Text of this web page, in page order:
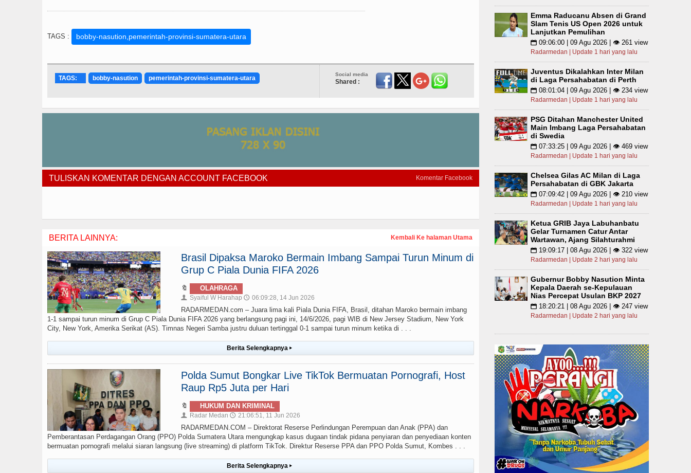
TAGS : bobby-nasution,pemerintah-provinsi-sumatera-utara
Social media
Shared :
TAGS: bobby-nasution pemerintah-provinsi-sumatera-utara
Komentar Facebook
TULISKAN KOMENTAR DENGAN ACCOUNT FACEBOOK
Kembali Ke halaman Utama
BERITA LAINNYA:
Brasil Dipaksa Maroko Bermain Imbang Sampai Turun Minum di
Grup C Piala Dunia FIFA 2026
🔖 OLAHRAGA
👤 Syaiful W Harahap 🕔 06:09:28, 14 Jun 2026
RADARMEDAN.com – Juara lima kali Piala Dunia FIFA, Brasil, ditahan Maroko bermain imbang
1-1 sampai turun minum di Grup C Piala Dunia FIFA 2026 yang berlangsung pagi ini, 14/6/2026, pagi WIB di New Jersey Stadium, New York
City, New York, Amerika Serikat (AS). Timnas Negeri Samba justru duluan tertinggal 0-1 sampai turun minum ketika di . . .
Berita Selengkapnya ▸
Polda Sumut Bongkar Live TikTok Bermuatan Pornografi, Host
Raup Rp5 Juta per Hari
🔖 HUKUM DAN KRIMINAL
👤 Radar Medan 🕔 21:06:51, 11 Jun 2026
RADARMEDAN.COM – Direktorat Reserse Perlindungan Perempuan dan Anak (PPA) dan
Pemberantasan Perdagangan Orang (PPO) Polda Sumatera Utara mengungkap kasus dugaan tindak pidana penyiaran dan penyediaan konten
bermuatan pornografi melalui siaran langsung (live streaming) di platform TikTok. Direktur Reserse PPA dan PPO Polda Sumut, Kombes . . .
Berita Selengkapnya ▸
Emma Raducanu Absen di Grand
Slam Tenis US Open 2026 untuk
Lanjutkan Pemulihan
📅 09:06:00 | 09 Agu 2026 | 👁 261 view
Radarmedan | Update 1 hari yang lalu
Juventus Dikalahkan Inter Milan
di Laga Persahabatan di Perth
📅 08:01:04 | 09 Agu 2026 | 👁 234 view
Radarmedan | Update 1 hari yang lalu
PSG Ditahan Manchester United
Main Imbang Laga Persahabatan
di Swedia
📅 07:33:25 | 09 Agu 2026 | 👁 469 view
Radarmedan | Update 1 hari yang lalu
Chelsea Gilas AC Milan di Laga
Persahabatan di GBK Jakarta
📅 07:09:42 | 09 Agu 2026 | 👁 210 view
Radarmedan | Update 1 hari yang lalu
Ketua GRIB Jaya Labuhanbatu
Gelar Turnamen Catur Antar
Wartawan, Ajang Silahturahmi
📅 19:09:17 | 08 Agu 2026 | 👁 322 view
Radarmedan | Update 2 hari yang lalu
Gubernur Bobby Nasution Minta
Kepala Daerah se-Kepulauan
Nias Percepat Usulan BKP 2027
📅 18:20:21 | 08 Agu 2026 | 👁 247 view
Radarmedan | Update 2 hari yang lalu